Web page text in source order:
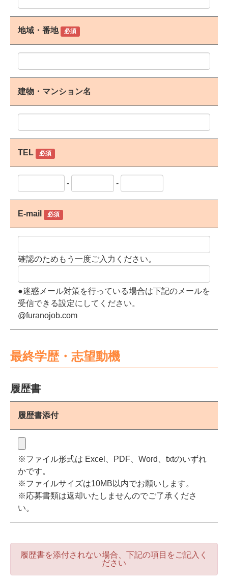
地域・番地 必須
建物・マンション名
TEL 必須
- -
E-mail 必須
確認のためもう一度ご入力ください。
●迷惑メール対策を行っている場合は下記のメールを
受信できる設定にしてください。
@furanojob.com
最終学歴・志望動機
履歴書
履歴書添付
※ファイル形式は Excel、PDF、Word、txtのいずれ
かです。
※ファイルサイズは10MB以内でお願いします。
※応募書類は返却いたしませんのでご了承くださ
い。
履歴書を添付されない場合、下記の項目をご記入く
ださい